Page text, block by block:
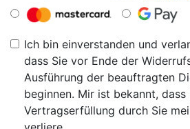
Ich bin einverstanden und
dass Sie vor Ende der
Ausführung der beauftragten
beginnen. Mir ist bekannt,
Vertragserfüllung durch Sie